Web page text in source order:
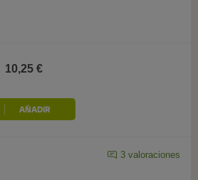
10,25 €
3 valoraciones